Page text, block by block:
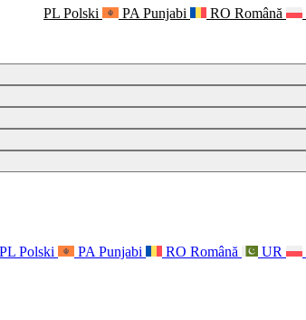
PL Polski PA Punjabi RO Română
PL Polski PA Punjabi RO Română UR